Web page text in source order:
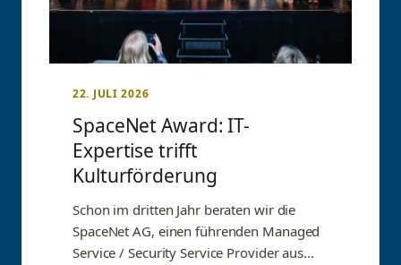
22. JULI 2026
SpaceNet Award: IT-
Expertise trifft
Kulturförderung
Schon im dritten Jahr beraten wir die
SpaceNet AG, einen führenden Managed
Service / Security Service Provider aus